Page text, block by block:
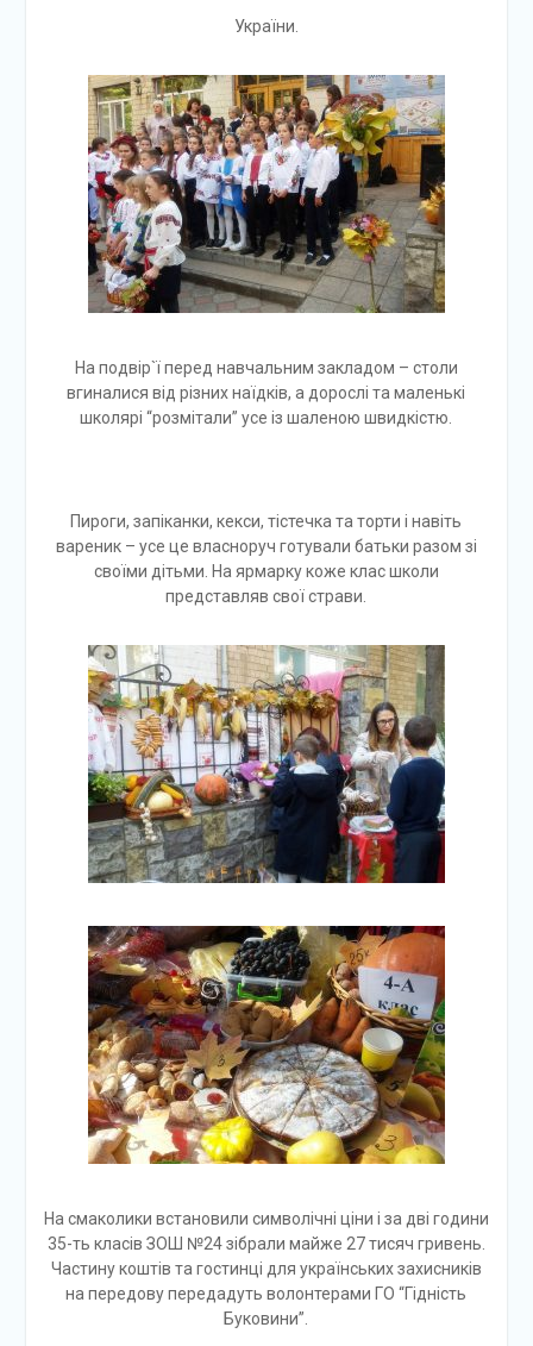
України.
На подвір`ї перед навчальним закладом – столи
вгиналися від різних наїдків, а дорослі та маленькі
школярі “розмітали” усе із шаленою швидкістю.
Пироги, запіканки, кекси, тістечка та торти і навіть
вареник – усе це власноруч готували батьки разом зі
своїми дітьми. На ярмарку коже клас школи
представляв свої страви.
На смаколики встановили символічні ціни і за дві години
35-ть класів ЗОШ №24 зібрали майже 27 тисяч гривень.
Частину коштів та гостинці для українських захисників
на передову передадуть волонтерами ГО “Гідність
Буковини”.